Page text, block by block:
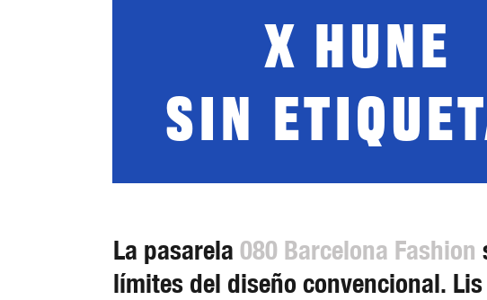
x Hune
Sin
La pasarela080 Barcelona Fashion
límites del diseño convencional.